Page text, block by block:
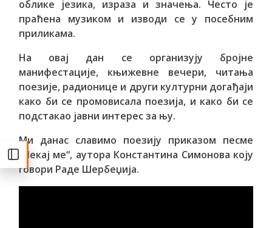
облике језика, израза и значења. Често је
праћена музиком и изводи се у посебним
приликама.
На овај дан се организују бројне
манифестације, књижевне вечери, читања
поезије, радионице и други културни догађаји
како би се промовисала поезија, и како би се
подстакао јавни интерес за њу.
Ми данас славимо поезију приказом песме
„Чекај ме“, аутора Константина Симонова коју
говори Раде Шербеџија.